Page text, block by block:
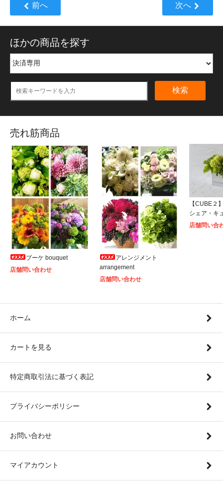
前へ 次へ
ほかの商品を探す
検索
売れ筋商品
ブーケ bouquet
店舗問い合わせ
アレンジメント
arrangement
店舗問い合わせ
【CUBE２
シェア・キ
店舗問い合
ホーム
カートを見る
特定商取引法に基づく表記
プライバシーポリシー
お問い合わせ
マイアカウント